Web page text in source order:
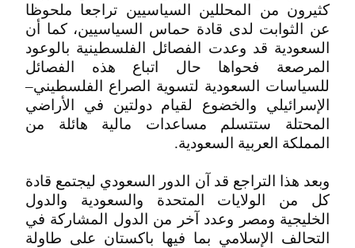
كثيرون من المحللين السياسيين تراجعا ملحوظا
عن الثوابت لدى قادة حماس السياسيين، كما أن
السعودية قد وعدت الفصائل الفلسطينية بالوعود
المرصعة فحواها حال اتباع هذه الفصائل
للسياسات السعودية لتسوية الصراع الفلسطيني–
الإسرائيلي والخضوع لقيام دولتين في الأراضي
المحتلة ستتسلم مساعدات مالية هائلة من
المملكة العربية السعودية.
وبعد هذا التراجع قد آن الدور السعودي ليجتمع قادة
كل من الولايات المتحدة والسعودية والدول
الخليجية ومصر وعدد آخر من الدول المشاركة في
التحالف الإسلامي بما فيها باكستان على طاولة